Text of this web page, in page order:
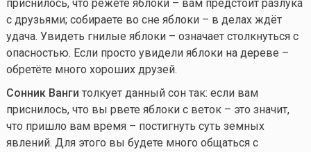
приснилось, что режете яблоки – вам предстоит разлука
с друзьями; собираете во сне яблоки – в делах ждёт
удача. Увидеть гнилые яблоки – означает столкнуться с
опасностью. Если просто увидели яблоки на дереве –
обретёте много хороших друзей.
Сонник Ванги толкует данный сон так: если вам
приснилось, что вы рвете яблоки с веток – это значит,
что пришло вам время – постигнуть суть земных
явлений. Для этого вы будете много общаться с